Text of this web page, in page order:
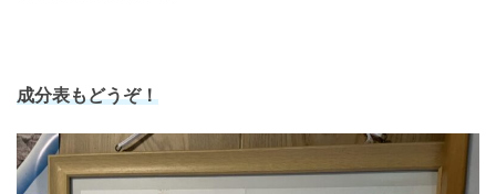
成分表もどうぞ！